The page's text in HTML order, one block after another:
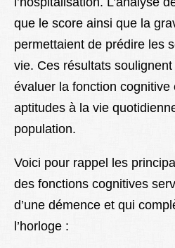
que le score ainsi que la
permettaient de prédire les
vie. Ces résultats soulignent
évaluer la fonction cognitive
aptitudes à la vie
population.
Voici pour rappel les
des fonctions cognitives
d’une démence et qui
l’horloge :